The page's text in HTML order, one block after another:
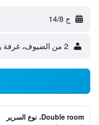
ج 14/8
2 من الضيوف، غرفة واحدة
Double room، نوع السرير